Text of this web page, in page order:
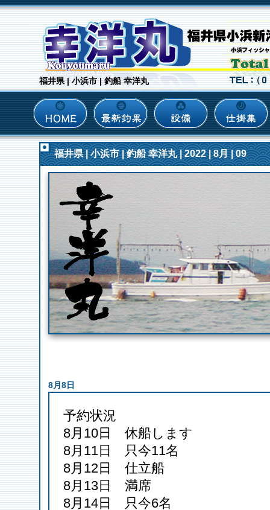
福井県 | 小浜市 | 釣船 幸洋丸
福井県 | 小浜市 | 釣船 幸洋丸 | 2022 | 8月 | 09
8月8日
予約状況
8月10日 休船します
8月11日 只今11名
8月12日 仕立船
8月13日 満席
8月14日 只今6名